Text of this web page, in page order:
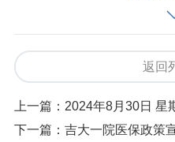
选择企业：经办人可切
印章使用记录：查看近
返回
上一篇： 2024年8月30日 星期
下一篇： 吉大一院医保政策宣